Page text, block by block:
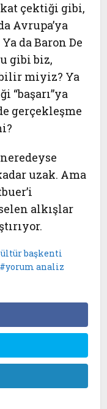
çektiği gibi,
Avrupa’ya
da Baron De
gibi biz,
miyiz? Ya
“başarı”ya
gerçekleşme
uzak. Ama
alkışlar
başkenti
yorum analiz